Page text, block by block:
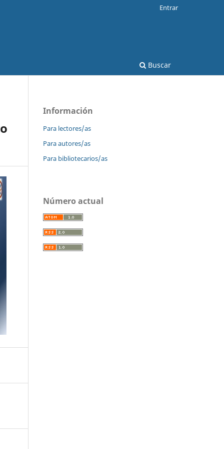
Buscar
Entrar
Información
Para lectores/as
Para autores/as
Para bibliotecarios/as
Número actual